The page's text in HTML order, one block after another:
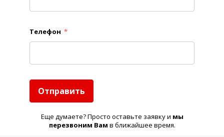
Телефон *
Отправить
Еще думаете? Просто оставьте заявку и мы
перезвоним Вам в ближайшее время.